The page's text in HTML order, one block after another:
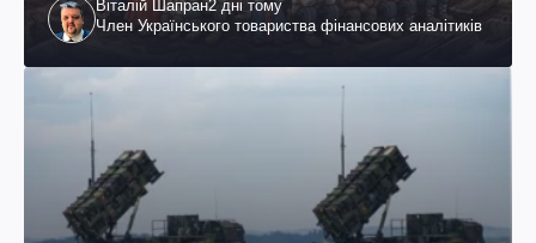
Віталій Шапран2 дні тому
Член Українського товариства фінансових аналітиків